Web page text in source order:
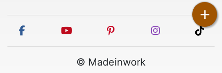
+
facebook youtube pinterest instagram
© Madeinwork